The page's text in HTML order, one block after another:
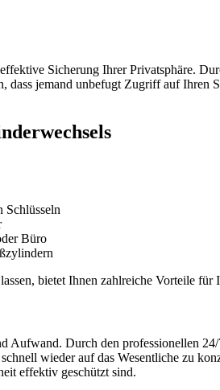
Sicherung Ihrer Privatsphäre.
dass jemand unbefugt Zugriff auf
Schlüsseln
Büro
bietet Ihnen zahlreiche Vorteile für
Durch den professionellen
wieder auf das Wesentliche zu
effektiv geschützt sind.​